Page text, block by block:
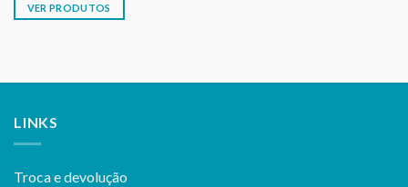
VER PRODUTOS
LINKS
Troca e devolução